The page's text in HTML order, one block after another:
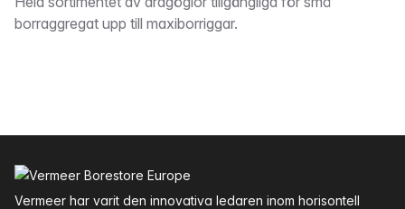
borraggregat upp till maxiborriggar.
Vermeer har varit den innovativa ledaren inom horisontell